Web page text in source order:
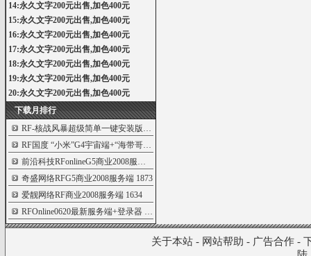
14:永久文字200元出售,加色400元
15:永久文字200元出售,加色400元
16:永久文字200元出售,加色400元
17:永久文字200元出售,加色400元
18:永久文字200元出售,加色400元
19:永久文字200元出售,加色400元
20:永久文字200元出售,加色400元
下载月排行
RF-核战风暴超级简单一键安装版+客户端
RF国度 “小米”G4宇宙端+“海带哥的”客
前沿科技RFonlineG5商业2008服务端
奇盛网络RFG5商业2008服务端1873
爱靓网络RF商业2008服务端1634
RFOnline0620最新服务端+登录器1370
关于本站- 网站帮助 - 广告合作-